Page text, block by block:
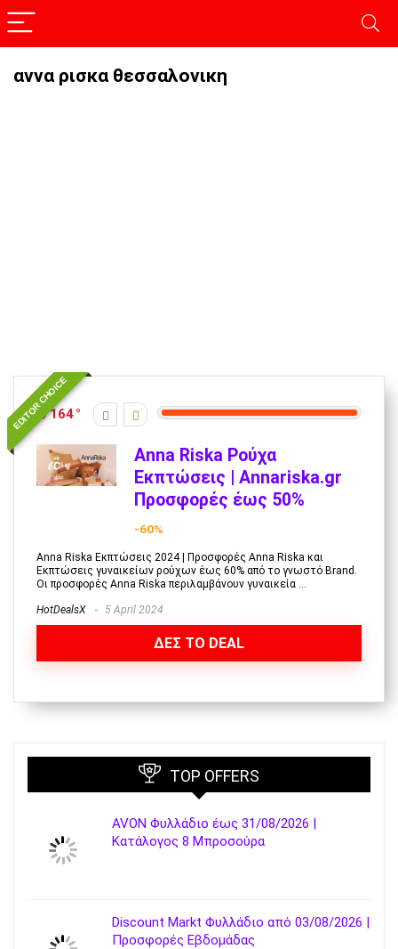
αννα ρισκα θεσσαλονικη
EDITOR CHOICE
164
Anna Riska Ρούχα
Εκπτώσεις | Annariska.gr
Προσφορές έως 50%
-60%
Anna Riska Εκπτώσεις 2024 | Προσφορές Anna Riska και
Εκπτώσεις γυναικείων ρούχων έως 60% από το γνωστό Brand.
Οι προσφορές Anna Riska περιλαμβάνουν γυναικεία ...
HotDealsX 5 April 2024
ΔΕΣ ΤΟ DEAL
TOP OFFERS
AVON Φυλλάδιο έως 31/08/2026 |
Κατάλογος 8 Μπροσούρα
Discount Markt Φυλλάδιο από 03/08/2026 |
Προσφορές Εβδομάδας